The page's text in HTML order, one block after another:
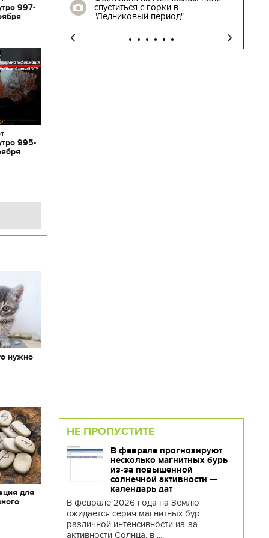
997-
995-
нужно
для
спуститься с горки в
"Ледниковый период"
НЕ ПРОПУСТИТЕ
В феврале прогнозируют
несколько магнитных бурь
из-за повышенной
солнечной активности —
календарь дат
В феврале 2026 года на Землю
ожидается серия магнитных бур
различной интенсивности из-за
активности Солнца, в ....